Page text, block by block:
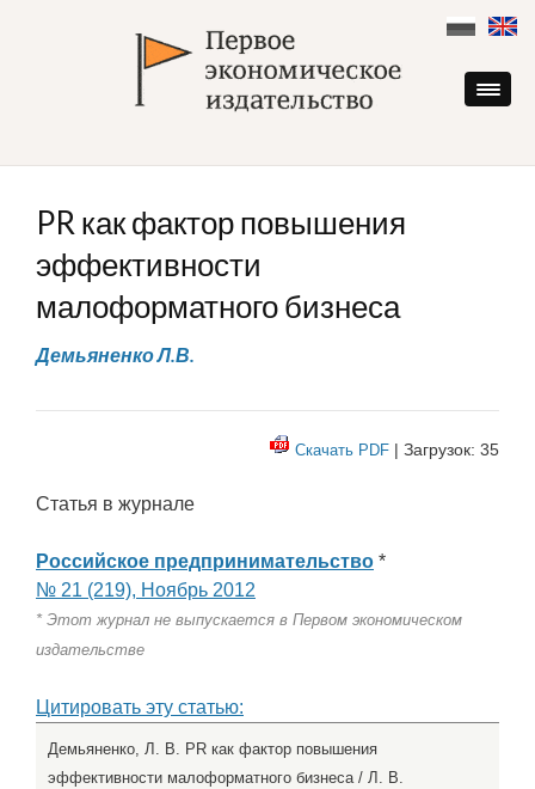
content
PR как фактор повышения
эффективности
малоформатного бизнеса
Демьяненко Л.В.
Скачать PDF | Загрузок: 35
Статья в журнале
Российское предпринимательство *
№ 21 (219), Ноябрь 2012
* Этот журнал не выпускается в Первом экономическом
издательстве
Цитировать эту статью:
Демьяненко, Л. В. PR как фактор повышения
эффективности малоформатного бизнеса / Л. В.